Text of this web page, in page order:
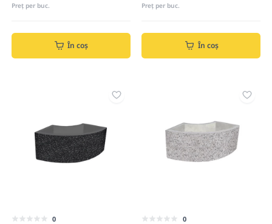
Preț per buc.
În coș
Preț per buc.
În coș
0 0